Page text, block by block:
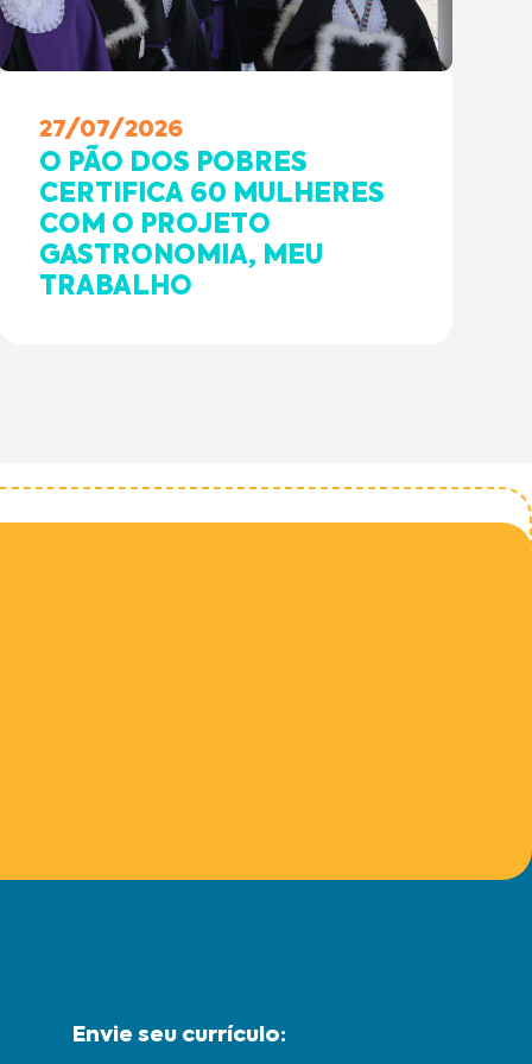
27/07/2026
O PÃO DOS POBRES
CERTIFICA 60 MULHERES
COM O PROJETO
GASTRONOMIA, MEU
TRABALHO
Envie seu currículo: